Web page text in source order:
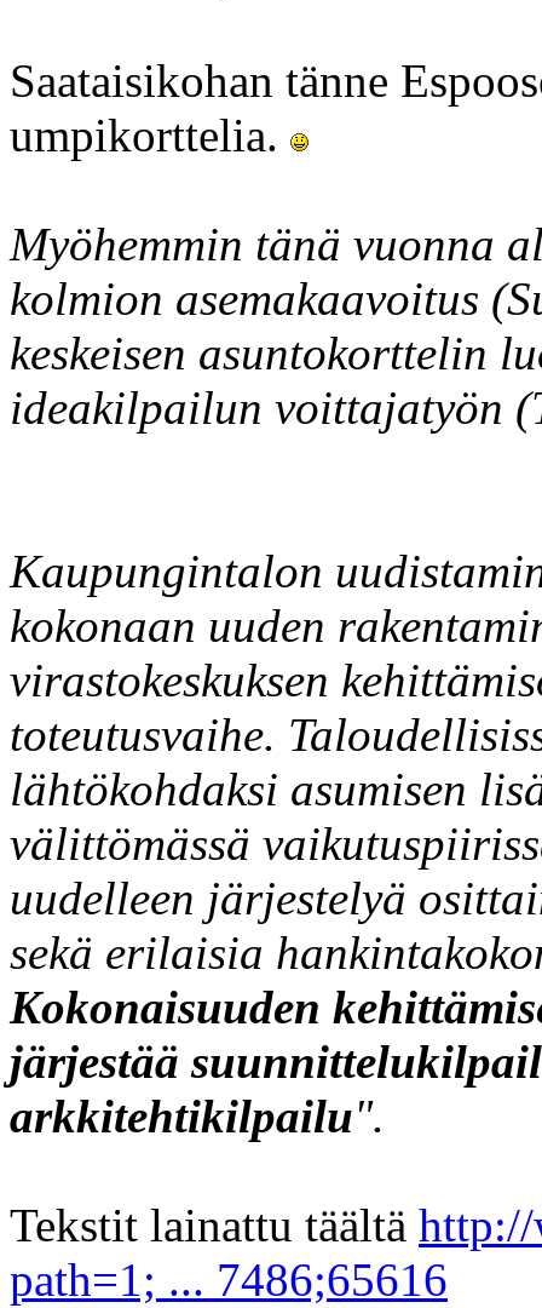
Saataisikohan tänne
umpikorttelia.
Myöhemmin tänä vuonna
kolmion asemakaavoitus
keskeisen asuntokorttelin
ideakilpailun voittajatyön
Kaupungintalon
kokonaan uuden
virastokeskuksen
toteutusvaihe.
lähtökohdaksi asumisen
välittömässä
uudelleen järjestelyä
sekä erilaisia
Kokonaisuuden
järjestää
arkkitehtikilpailu".
Tekstit lainattu täältä http://
path=1; ... 7486;65616